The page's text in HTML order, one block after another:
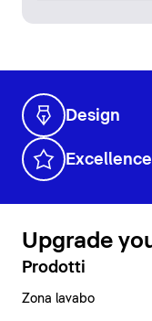
Design
Excellence
Upgrade
Prodotti
Zona lavabo